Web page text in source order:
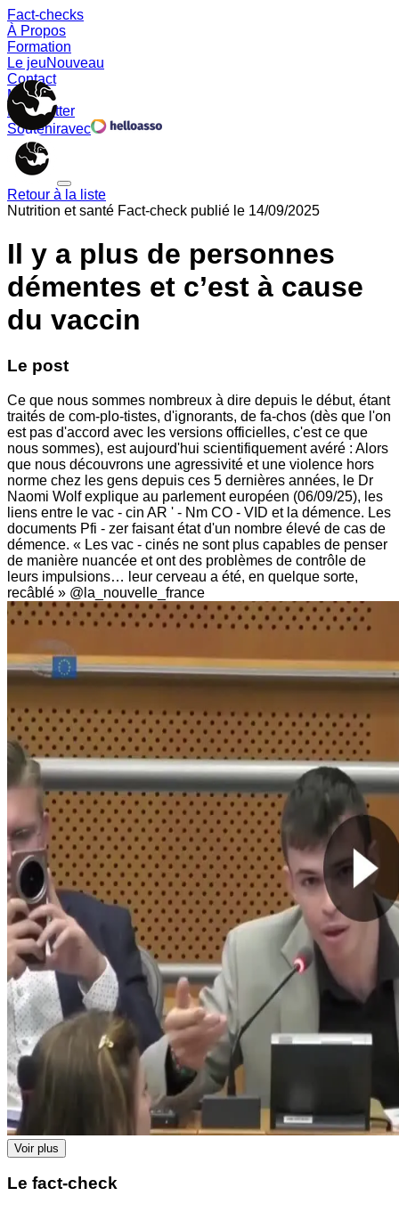
Fact-checks
À Propos
Formation
Le jeuNouveau
Contact
Memes
Newsletter
Souteniravec
Retour à la liste
Nutrition et santé Fact-check publié le 14/09/2025
Il y a plus de personnes
démentes et c’est à cause
du vaccin
Le post
Ce que nous sommes nombreux à dire depuis le début, étant
traités de com-plo-tistes, d'ignorants, de fa-chos (dès que l'on
est pas d'accord avec les versions officielles, c'est ce que
nous sommes), est aujourd'hui scientifiquement avéré : Alors
que nous découvrons une agressivité et une violence hors
norme chez les gens depuis ces 5 dernières années, le Dr
Naomi Wolf explique au parlement européen (06/09/25), les
liens entre le vac - cin AR ' - Nm CO - VID et la démence. Les
documents Pfi - zer faisant état d'un nombre élevé de cas de
démence. « Les vac - cinés ne sont plus capables de penser
de manière nuancée et ont des problèmes de contrôle de
leurs impulsions… leur cerveau a été, en quelque sorte,
recâblé » @la_nouvelle_france
Voir plus
Le fact-check